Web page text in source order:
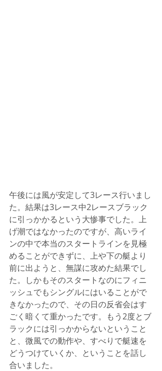
午後には風が安定して3レース行いまし
た。結果は3レース中2レースブラック
に引っかかるという大惨事でした。上
げ潮ではなかったのですが、高いライ
ンの中で本当のスタートラインを見極
めることができずに、上や下の艇より
前に出ようと、無謀に攻めた結果でし
た。しかもそのスタートなのにフィニ
ッシュでもシングルにはいることがで
きなかったので、その日の反省会はす
ごく暗くて重かったです。もう2度とブ
ラックには引っかからないということ
と、微風での動作や、すべりで艇速を
どうつけていくか、ということを話し
合いました。